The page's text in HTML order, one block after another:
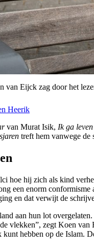
van Eijck zag door het
Heerik
van Murat Isik, Ik ga leven
treft hem vanwege
hoe hij zich als kind
een enorm
en dat verwijt de
aan hun lot
vlekken”, zegt Koen
kunt hebben op de Islam.